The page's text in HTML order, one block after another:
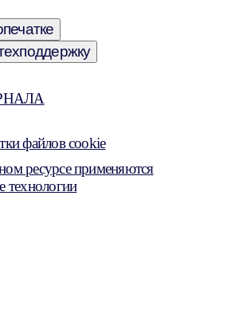
файлов cookie
ресурсе применяются
технологии